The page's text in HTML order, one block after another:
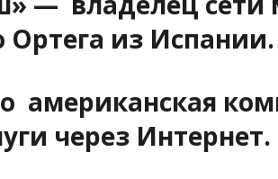
Ортега из Испании.
американская
через Интернет.